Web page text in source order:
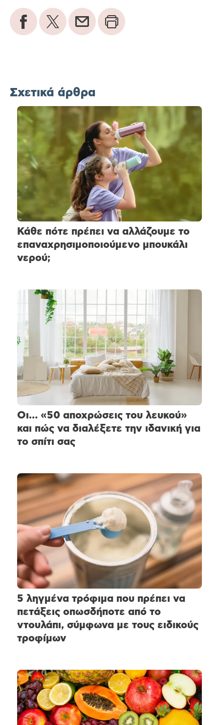
Σχετικά άρθρα
Κάθε πότε πρέπει να αλλάζουμε το
επαναχρησιμοποιούμενο μπουκάλι
νερού;
Οι… «50 αποχρώσεις του λευκού»
και πώς να διαλέξετε την ιδανική για
το σπίτι σας
5 ληγμένα τρόφιμα που πρέπει να
πετάξεις οπωσδήποτε από το
ντουλάπι, σύμφωνα με τους ειδικούς
τροφίμων